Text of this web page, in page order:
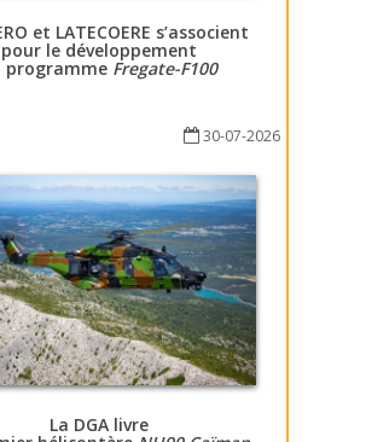
et LATECOERE s’associent
pour le développement
programme Fregate-F100
30-07-2026
La DGA livre